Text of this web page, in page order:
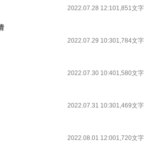
2022.07.28 12:101,851文字
2022.07.29 10:301,784文字
2022.07.30 10:401,580文字
2022.07.31 10:301,469文字
2022.08.01 12:001,720文字